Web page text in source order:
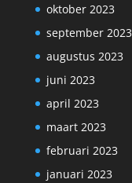
oktober 2023
september 2023
augustus 2023
juni 2023
april 2023
maart 2023
februari 2023
januari 2023